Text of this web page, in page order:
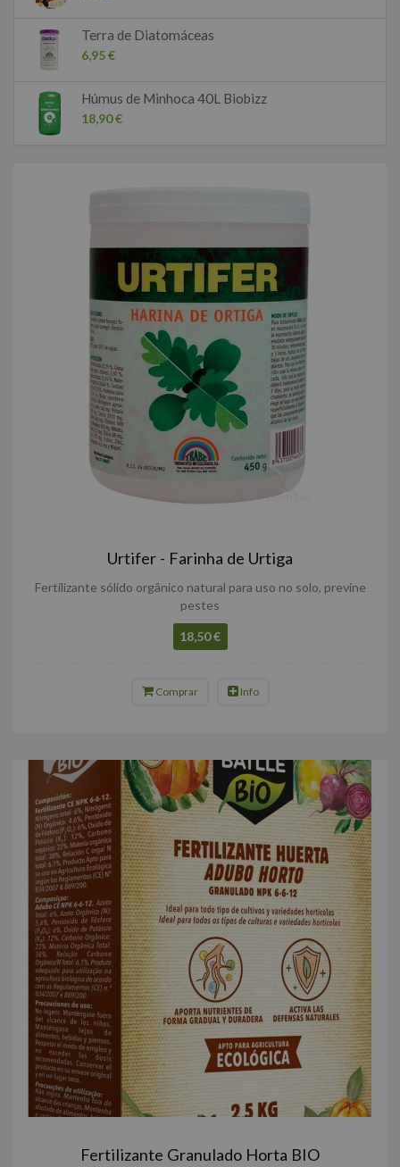
Terra de Diatomáceas
6,95 €
Húmus de Minhoca 40L Biobizz
18,90 €
Urtifer - Farinha de Urtiga
Fertilizante sólido orgânico natural para uso no solo, previne
pestes
18,50 €
Comprar Info
Fertilizante Granulado Horta BIO